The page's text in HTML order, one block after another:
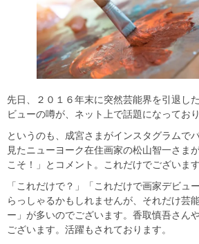
先日、２０１６年末に突然芸能界を引退し
ビューの噂が、ネット上で話題になっており
というのも、成宮さまがインスタグラムで
見たニューヨーク在住画家の松山智一さま
こそ！」とコメント。これだけでございます
「これだけで？」「これだけで画家デビュ
らっしゃるかもしれませんが、それだけ芸
ー」が多いのでございます。香取慎吾さん
ございます。活躍もされております。